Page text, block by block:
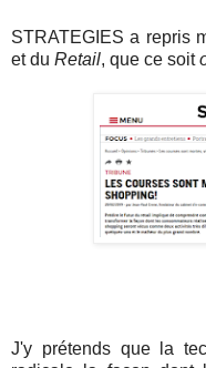
STRATEGIES a repris
et du Retail, que ce soit
J'y prétends que la